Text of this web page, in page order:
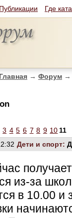
Публикации Где
Главная → Форум →
3 4 5 6 7 8 9 1011
Дети и спорт:
из-за
в 10.00 и